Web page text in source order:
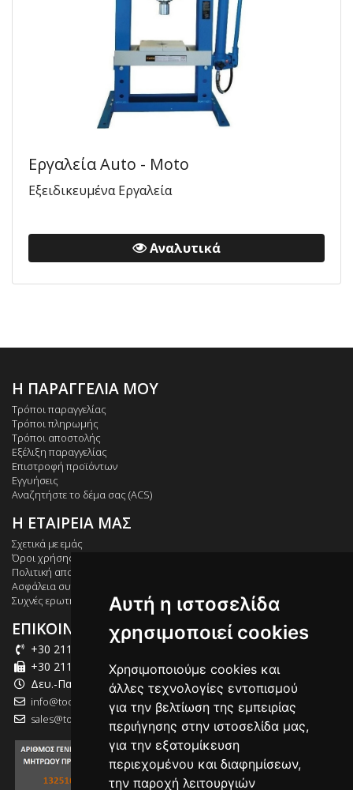
Εργαλεία Auto - Moto
Εξειδικευμένα Εργαλεία
Αναλυτικά
Η ΠΑΡΑΓΓΕΛΙΑ ΜΟΥ
Τρόποι παραγγελίας
Τρόποι πληρωμής
Τρόποι αποστολής
Εξέλιξη παραγγελίας
Επιστροφή προϊόντων
Εγγυήσεις
Αναζητήστε το δέμα σας (ACS)
Η ΕΤΑΙΡΕΙΑ ΜΑΣ
Σχετικά με εμάς
Όροι χρήσης
Πολιτική απορρήτου
Ασφάλεια συναλλαγών
Συχνές ερωτήσεις
ΕΠΙΚΟΙΝΩΝΙΑ
+30 211 012 2003
+30 211 012 2004
Δευ.-Παρ.: 09:00-18:00
info@tool-market.gr
sales@tool-market.gr
Αυτή η ιστοσελίδα
χρησιμοποιεί cookies
Χρησιμοποιούμε cookies και
άλλες τεχνολογίες εντοπισμού
για την βελτίωση της εμπειρίας
περιήγησης στην ιστοσελίδα μας,
για την εξατομίκευση
περιεχομένου και διαφημίσεων,
την παροχή λειτουργιών